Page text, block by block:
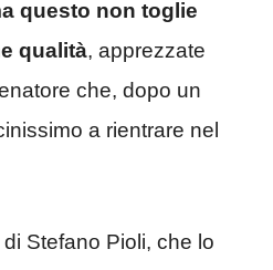
questo non toglie
qualità, apprezzate
che, dopo un
a rientrare nel
Stefano Pioli, che lo